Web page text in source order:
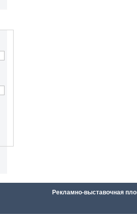
Рекламно-выставочная